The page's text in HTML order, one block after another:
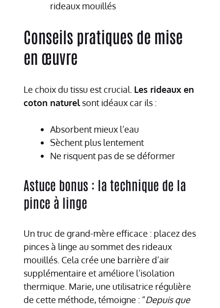
rideaux mouillés
Conseils pratiques de mise
en œuvre
Le choix du tissu est crucial. Les rideaux en
coton naturelsont idéaux car ils :
Absorbent mieux l’eau
Sèchent plus lentement
Ne risquent pas de se déformer
Astuce bonus : la technique de la
pince à linge
Un truc de grand-mère efficace : placez des
pinces à linge au sommet des rideaux
mouillés. Cela crée une barrière d’air
supplémentaire et améliore l’isolation
thermique. Marie, une utilisatrice régulière
de cette méthode, témoigne : “Depuis que